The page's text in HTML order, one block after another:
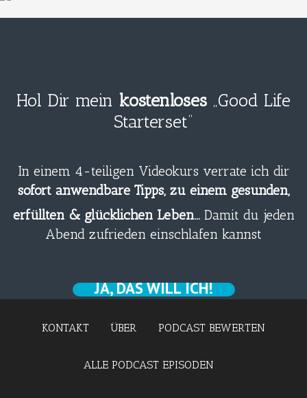
Hol Dir mein kostenloses „Good Life
Starterset“
In einem 4-teiligen Videokurs verrate ich dir
sofort anwendbare Tipps, zu einem gesunden,
erfüllten & glücklichen Leben…Damit du jeden
Abend zufrieden einschlafen kannst
JA, DAS WILL ICH!
KONTAKT ÜBER PODCAST BEWERTEN
ALLE PODCAST EPISODEN